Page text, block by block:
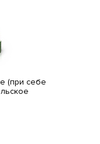
(при себе